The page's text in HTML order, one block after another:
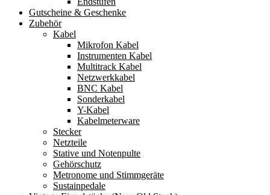
Gutscheine & Geschenke
Zubehör
Kabel
Mikrofon Kabel
Instrumenten Kabel
Multitrack Kabel
Netzwerkkabel
BNC Kabel
Sonderkabel
Y-Kabel
Kabelmeterware
Stecker
Netzteile
Stative und Notenpulte
Gehörschutz
Metronome und Stimmgeräte
Sustainpedale